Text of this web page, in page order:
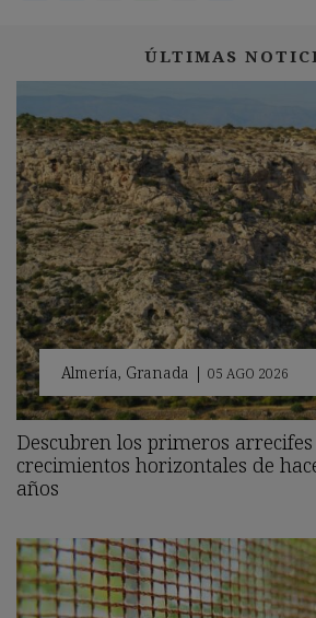
ÚLTIMAS
Almería, Granada | 05 AGO 2026
Descubren los primeros
crecimientos horizontales de
años